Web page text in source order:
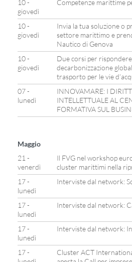
10 -
giovedì
Competenze marittime
10 -
giovedì
Invia la tua soluzione o
settore marittimo e
Nautico di Genova
10 -
giovedì
Due corsi per
decarbonizzazione
trasporto per le vie
07 -
lunedì
INNOVAMARE: I
INTELLETTUALE AL
FORMATIVA SUL
Maggio
21 -
venerdì
Il FVG nel workshop
cluster marittimi nella
17 -
lunedì
Interviste dal network:
17 -
lunedì
Interviste dal network:
17 -
lunedì
Interviste dal network:
17 -
Cluster ACT